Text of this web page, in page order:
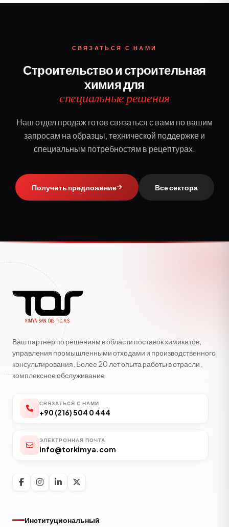
СВЯЗАТЬСЯ С НАМИ
Строительство и строительная
химия для
специальные решения
Наш отдел продаж готов связаться с вами по вашим
запросам на образцы, технической поддержке и
специальным потребностям в рецептурах.
Получить предложение Все сектора
Ваш партнер по решениям в области поставок химикатов,
управления промышленными отходами и производственного
консультирования. Более 20 лет опыта работы в отрасли,
комплексное обслуживание.
СВЯЗАТЬСЯ С НАМИ
+90 (216) 504 0 444
ЭЛЕКТРОННАЯ ПОЧТА
info@torkimya.com
Институциональный